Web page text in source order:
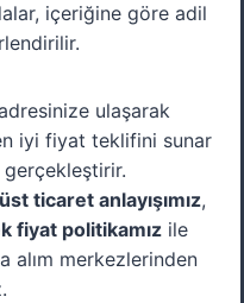
içeriğine göre adil
ulaşarak
iyi fiyat teklifini sunar
gerçekleştirir.
ticaret anlayışımız,
fiyat politikamızile
alım merkezlerinden